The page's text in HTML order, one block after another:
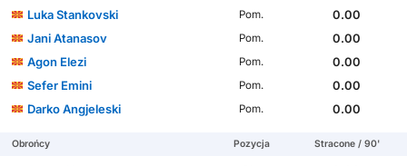
Luka Stankovski
Pom.
0.00
Jani Atanasov
Pom.
0.00
Agon Elezi
Pom.
0.00
Sefer Emini
Pom.
0.00
Darko Angjeleski
Pom. 0.00
Obrońcy Pozycja Stracone / 90'